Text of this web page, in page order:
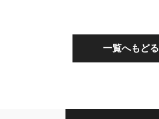
一覧へもどる